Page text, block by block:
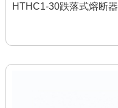
HTHC1-30跌落式熔断器